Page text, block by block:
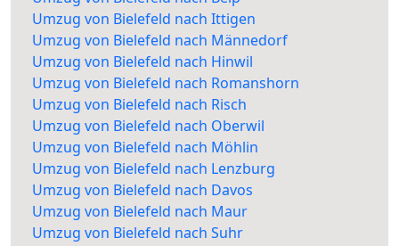
Umzug von Bielefeld nach Ittigen
Umzug von Bielefeld nach Männedorf
Umzug von Bielefeld nach Hinwil
Umzug von Bielefeld nach Romanshorn
Umzug von Bielefeld nach Risch
Umzug von Bielefeld nach Oberwil
Umzug von Bielefeld nach Möhlin
Umzug von Bielefeld nach Lenzburg
Umzug von Bielefeld nach Davos
Umzug von Bielefeld nach Maur
Umzug von Bielefeld nach Suhr